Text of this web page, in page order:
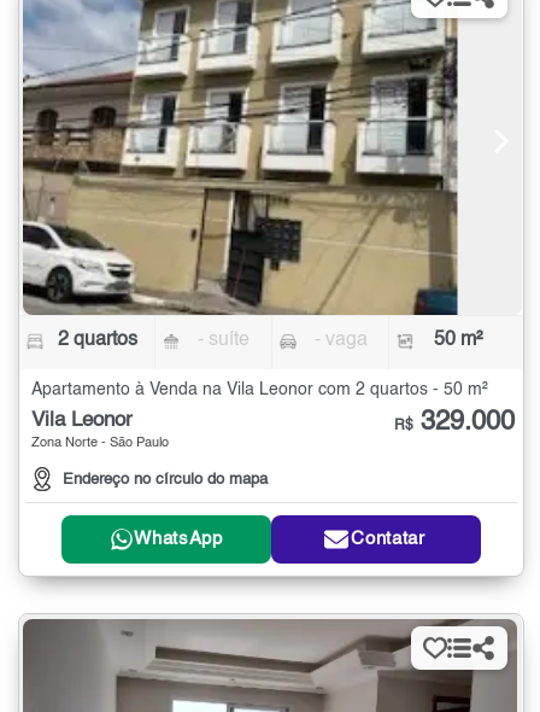
2 quartos - suíte - vaga 50 m²
Apartamento à Venda na Vila Leonor com 2 quartos - 50 m²
Vila Leonor
Zona Norte - São Paulo
Endereço no círculo do mapa
R$ 329.000
WhatsApp Contatar